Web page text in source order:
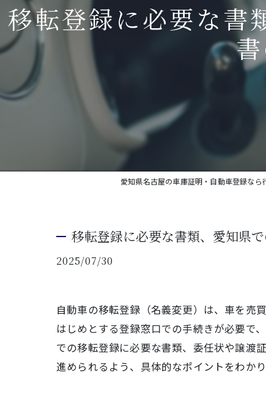
移転登録に必要な書
愛知県名古屋の車庫証明・自動車登録な
移転登録に必要な書類、愛知県
2025/07/30
自動車の移転登録（名義変更）は、車を売
はじめとする登録窓口での手続きが必要で
での移転登録に必要な書類、委任状や譲渡
進められるよう、具体的なポイントをわか